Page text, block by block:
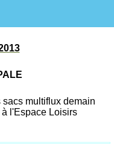
multiflux demain
l'Espace Loisirs